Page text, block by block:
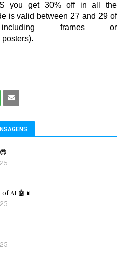
you get 30% off in all the
is valid between 27 and 29 of
frames or
AI 🤖📊